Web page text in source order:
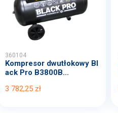
360104
Kompresor dwutłokowy Bl
ack Pro B3800B...
3 782,25 zł